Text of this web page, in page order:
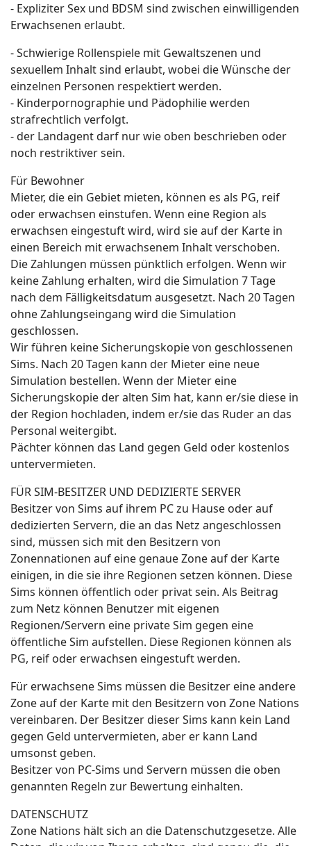
- Expliziter Sex und BDSM sind zwischen einwilligenden
Erwachsenen erlaubt.
- Schwierige Rollenspiele mit Gewaltszenen und
sexuellem Inhalt sind erlaubt, wobei die Wünsche der
einzelnen Personen respektiert werden.
- Kinderpornographie und Pädophilie werden
strafrechtlich verfolgt.
- der Landagent darf nur wie oben beschrieben oder
noch restriktiver sein.
Für Bewohner
Mieter, die ein Gebiet mieten, können es als PG, reif
oder erwachsen einstufen. Wenn eine Region als
erwachsen eingestuft wird, wird sie auf der Karte in
einen Bereich mit erwachsenem Inhalt verschoben.
Die Zahlungen müssen pünktlich erfolgen. Wenn wir
keine Zahlung erhalten, wird die Simulation 7 Tage
nach dem Fälligkeitsdatum ausgesetzt. Nach 20 Tagen
ohne Zahlungseingang wird die Simulation
geschlossen.
Wir führen keine Sicherungskopie von geschlossenen
Sims. Nach 20 Tagen kann der Mieter eine neue
Simulation bestellen. Wenn der Mieter eine
Sicherungskopie der alten Sim hat, kann er/sie diese in
der Region hochladen, indem er/sie das Ruder an das
Personal weitergibt.
Pächter können das Land gegen Geld oder kostenlos
untervermieten.
FÜR SIM-BESITZER UND DEDIZIERTE SERVER
Besitzer von Sims auf ihrem PC zu Hause oder auf
dedizierten Servern, die an das Netz angeschlossen
sind, müssen sich mit den Besitzern von
Zonennationen auf eine genaue Zone auf der Karte
einigen, in die sie ihre Regionen setzen können. Diese
Sims können öffentlich oder privat sein. Als Beitrag
zum Netz können Benutzer mit eigenen
Regionen/Servern eine private Sim gegen eine
öffentliche Sim aufstellen. Diese Regionen können als
PG, reif oder erwachsen eingestuft werden.
Für erwachsene Sims müssen die Besitzer eine andere
Zone auf der Karte mit den Besitzern von Zone Nations
vereinbaren. Der Besitzer dieser Sims kann kein Land
gegen Geld untervermieten, aber er kann Land
umsonst geben.
Besitzer von PC-Sims und Servern müssen die oben
genannten Regeln zur Bewertung einhalten.
DATENSCHUTZ
Zone Nations hält sich an die Datenschutzgesetze. Alle